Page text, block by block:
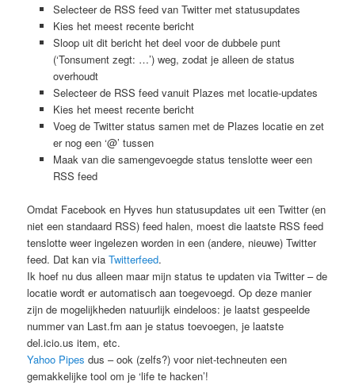
Selecteer de RSS feed van Twitter met statusupdates
Kies het meest recente bericht
Sloop uit dit bericht het deel voor de dubbele punt
(‘Tonsument zegt: …’) weg, zodat je alleen de status
overhoudt
Selecteer de RSS feed vanuit Plazes met locatie-updates
Kies het meest recente bericht
Voeg de Twitter status samen met de Plazes locatie en zet
er nog een ‘@’ tussen
Maak van die samengevoegde status tenslotte weer een
RSS feed
Omdat Facebook en Hyves hun statusupdates uit een Twitter (en
niet een standaard RSS) feed halen, moest die laatste RSS feed
tenslotte weer ingelezen worden in een (andere, nieuwe) Twitter
feed. Dat kan viaTwitterfeed.
Ik hoef nu dus alleen maar mijn status te updaten via Twitter – de
locatie wordt er automatisch aan toegevoegd. Op deze manier
zijn de mogelijkheden natuurlijk eindeloos: je laatst gespeelde
nummer van Last.fm aan je status toevoegen, je laatste
del.icio.us item, etc.
Yahoo Pipes dus – ook (zelfs?) voor niet-techneuten een
gemakkelijke tool om je ‘life te hacken’!